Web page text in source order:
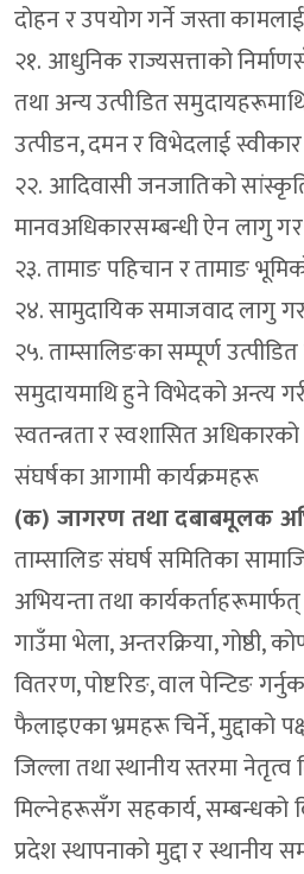
दोहन र उपयोग गर्ने जस्ता
२१. आधुनिक राज्यसत्ताको
तथा अन्य उत्पीडित
उत्पीडन, दमन र विभेदलाई
२२. आदिवासी जनजातिको
मानवअधिकारसम्बन्धी ऐन लागु गर
२३. तामाङ पहिचान र तामाङ
२४. सामुदायिक समाजवाद लागु
२५. ताम्सालिङका सम्पूर्ण
समुदायमाथि हुने विभेदको अन्त्य
स्वतन्त्रता र स्वशासित अधिकारको
संघर्षका आगामी कार्यक्रमहरू
(क) जागरण तथा दबाबमूलक
ताम्सालिङ संघर्ष समितिका
अभियन्ता तथा कार्यकर्ताहरूमार्फत्
गाउँमा भेला, अन्तरक्रिया, गोष्ठी,
वितरण, पोष्टरिङ, वाल पेन्टिङ
फैलाइएका भ्रमहरू चिर्ने, मुद्दाको
जिल्ला तथा स्थानीय स्तरमा नेतृत्व
मिल्नेहरूसँग सहकार्य, सम्बन्धको
प्रदेश स्थापनाको मुद्दा र